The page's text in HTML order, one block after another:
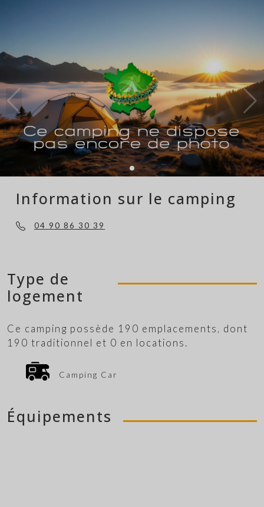
Information sur le camping
04 90 86 30 39
Type de
logement
Ce camping possède 190 emplacements, dont
190 traditionnel et 0 en locations.
Camping Car
Équipements